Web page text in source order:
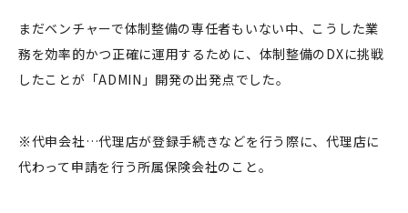
まだベンチャーで体制整備の専任者もいない中、こうした業
務を効率的かつ正確に運用するために、体制整備のDXに挑戦
したことが「ADMIN」開発の出発点でした。
※代申会社…代理店が登録手続きなどを行う際に、代理店に
代わって申請を行う所属保険会社のこと。